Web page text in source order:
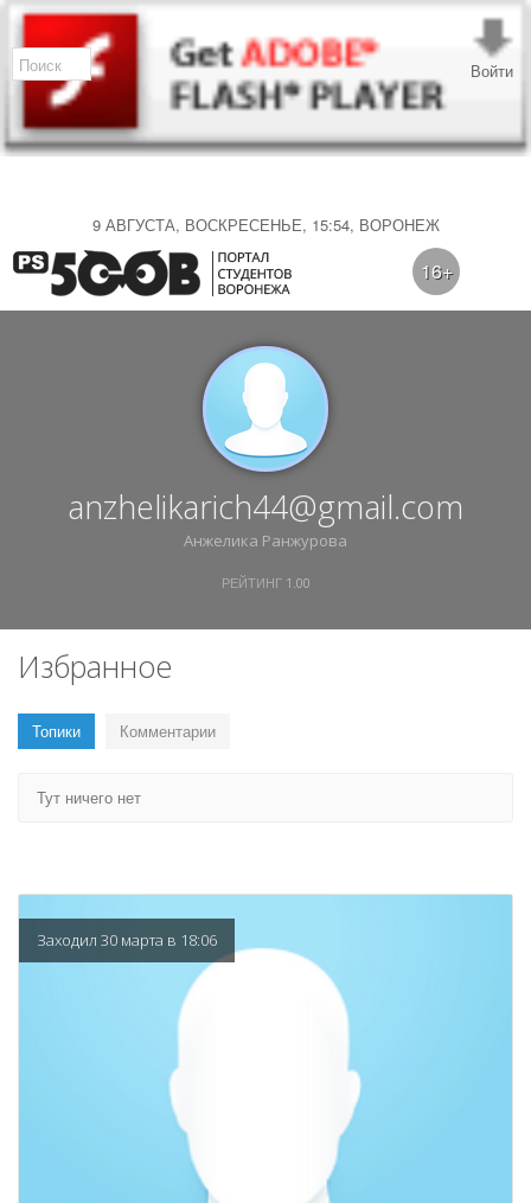
9 АВГУСТА, ВОСКРЕСЕНЬЕ, 15:54, ВОРОНЕЖ
Войти
16+
anzhelikarich44@gmail.com
Анжелика Ранжурова
РЕЙТИНГ 1.00
Избранное
Топики Комментарии
Тут ничего нет
Заходил 30 марта в 18:06